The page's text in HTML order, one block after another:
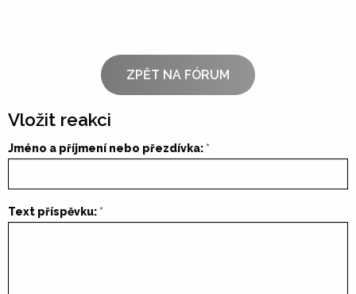
ZPĚT NA FÓRUM
Vložit reakci
Jméno a příjmení nebo přezdívka:
Text příspěvku: